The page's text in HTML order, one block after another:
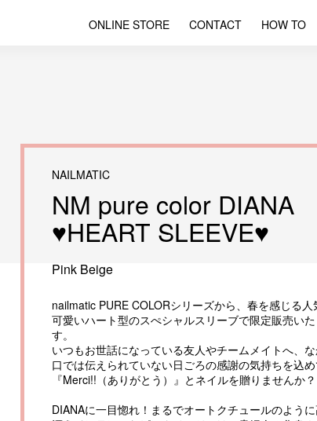
HOW TO
CONTACT
ONLINE STORE
NAILMATIC
NM pure color DIANA
♥HEART SLEEVE♥
Pink Beige
nailmatic PURE COLORシリーズから、春を感じる人
可愛いハート型のスぺシャルスリーブで限定販売いた
す。
いつもお世話になっている友人やチームメイトへ、
口では伝えられていない日ごろの感謝の気持ちを込
『Merci!!（ありがとう）』とネイルを贈りませんか？
DIANAに一目惚れ！まるでオートクチュールのよう